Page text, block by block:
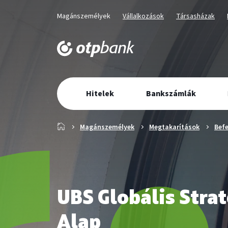
Üzletág
választó
navigáció
Kiválaszott
Magánszemélyek
Kiválaszott
Vállalkozások
Kiválaszott
Társasházak
Elsődleges
navigáció
Hitelek Bankszámlák
Főoldal Magánszemélyek Megtakarítások
UBS Globális
Alap